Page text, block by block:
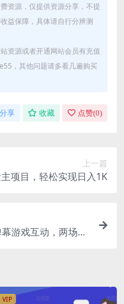
资源，仅提供资源分享，不提
益保障，具体请自行分辨测
资源或者开通网站会员有充值
，其他问题请多看几遍购买
分享 收藏 点赞(0)
上一篇
项目，轻松实现日入1K
游戏互动，两场直
VIP